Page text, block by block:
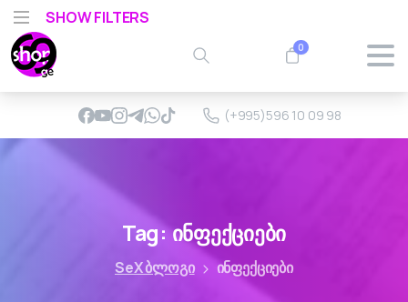
0
(+995)596 10 09 98
Tag:ინფექციები
SeX ბლოგი ინფექციები
SHOW FILTERS